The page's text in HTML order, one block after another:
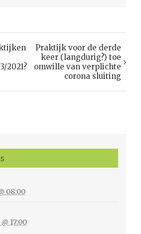
2021?
Praktijk voor de derde
keer (langdurig?) toe
omwille van verplichte
corona sluiting
08:00
17:00